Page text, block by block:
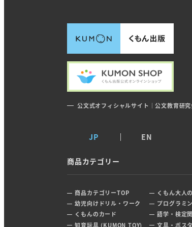
公文式オフィシャルサイト｜公文教育研究
JP EN
商品カテゴリー
商品カテゴリーTOP
幼児向けドリル・ワーク
くもんのカード
知育玩具 (KUMON TOY)
くもん大人
プログラミ
語学・検定
文具・ポス